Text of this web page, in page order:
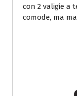
con 2 valigie a
comode, ma